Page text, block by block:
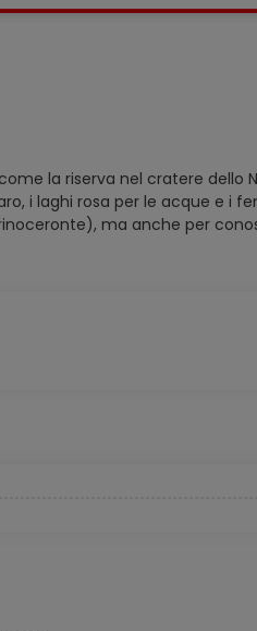
la riserva nel cratere dello
i laghi rosa per le acque e i
ma anche per